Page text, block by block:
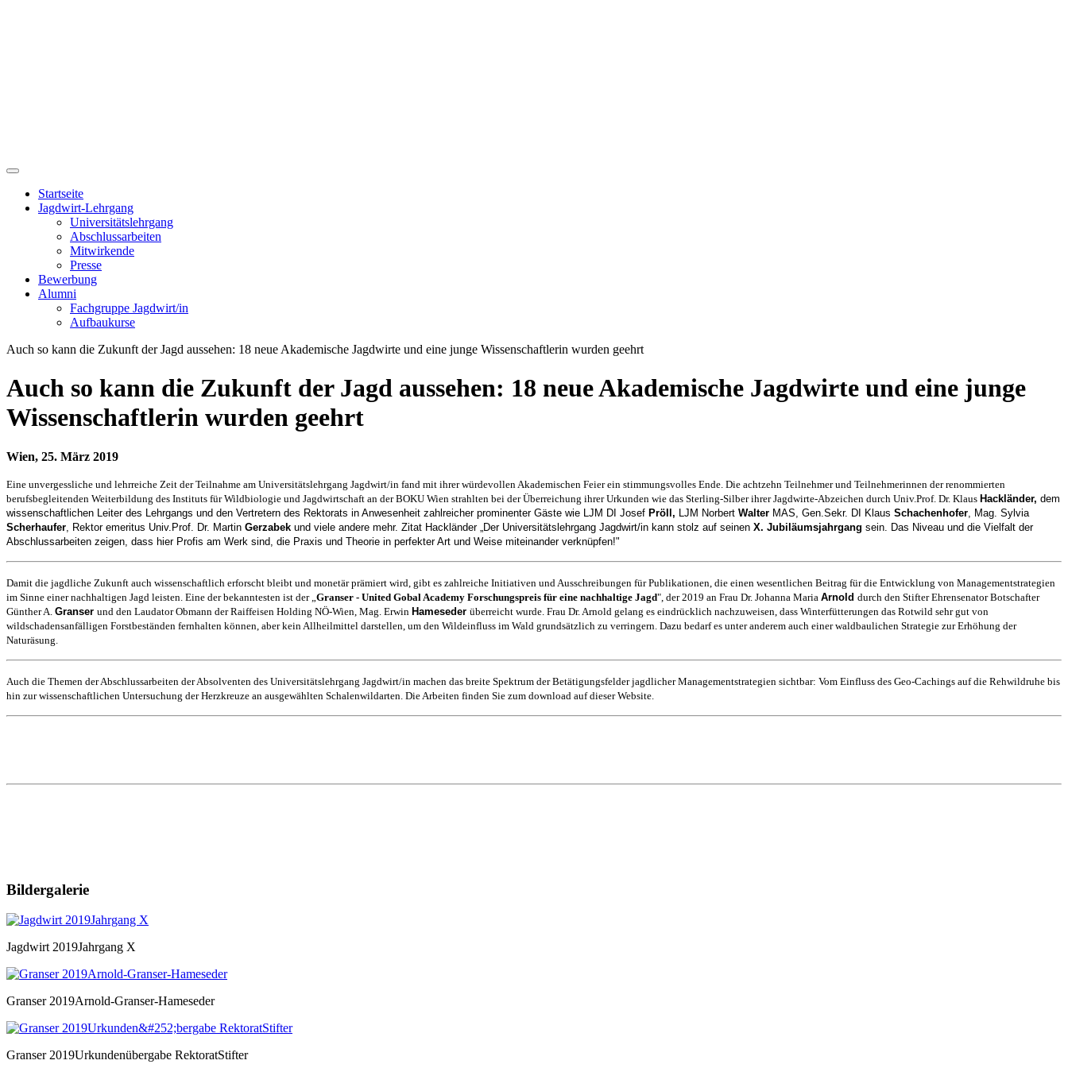
Startseite
Jagdwirt-Lehrgang
Universitätslehrgang
Abschlussarbeiten
Mitwirkende
Presse
Bewerbung
Alumni
Fachgruppe Jagdwirt/in
Aufbaukurse
Auch so kann die Zukunft der Jagd aussehen: 18 neue Akademische Jagdwirte und eine junge Wissenschaftlerin wurden geehrt
Auch so kann die Zukunft der Jagd aussehen: 18 neue Akademische Jagdwirte und eine junge
Wissenschaftlerin wurden geehrt
Wien, 25. März 2019
Eine unvergessliche und lehrreiche Zeit der Teilnahme am Universitätslehrgang Jagdwirt/in fand mit ihrer würdevollen Akademischen Feier ein stimmungsvolles Ende. Die achtzehn Teilnehmer und Teilnehmerinnen der renommierten
berufsbegleitenden Weiterbildung des Instituts für Wildbiologie und Jagdwirtschaft an der BOKU Wien strahlten bei der Überreichung ihrer Urkunden wie das Sterling-Silber ihrer Jagdwirte-Abzeichen durch Univ.Prof. Dr. Klaus Hackländer, dem
wissenschaftlichen Leiter des Lehrgangs und den Vertretern des Rektorats in Anwesenheit zahlreicher prominenter Gäste wie LJM DI Josef Pröll , LJM Norbert Walter MAS, Gen.Sekr. DI Klaus Schachenhofer , Mag. Sylvia
Scherhaufer , Rektor emeritus Univ.Prof. Dr. Martin Gerzabek und viele andere mehr. Zitat Hackländer „Der Universitätslehrgang Jagdwirt/in kann stolz auf seinen X. Jubiläumsjahrgang sein. Das Niveau und die Vielfalt der
Abschlussarbeiten zeigen, dass hier Profis am Werk sind, die Praxis und Theorie in perfekter Art und Weise miteinander verknüpfen!"
Damit die jagdliche Zukunft auch wissenschaftlich erforscht bleibt und monetär prämiert wird, gibt es zahlreiche Initiativen und Ausschreibungen für Publikationen, die einen wesentlichen Beitrag für die Entwicklung von Managementstrategien
im Sinne einer nachhaltigen Jagd leisten. Eine der bekanntesten ist der „ Granser - United Gobal Academy Forschungspreis für eine nachhaltige Jagd", der 2019 an Frau Dr. Johanna Maria Arnold durch den Stifter Ehrensenator Botschafter
Günther A. Granser und den Laudator Obmann der Raiffeisen Holding NÖ-Wien, Mag. Erwin Hameseder überreicht wurde. Frau Dr. Arnold gelang es eindrücklich nachzuweisen, dass Winterfütterungen das Rotwild sehr gut von
wildschadensanfälligen Forstbeständen fernhalten können, aber kein Allheilmittel darstellen, um den Wildeinfluss im Wald grundsätzlich zu verringern. Dazu bedarf es unter anderem auch einer waldbaulichen Strategie zur Erhöhung der
Naturäsung.
Auch die Themen der Abschlussarbeiten der Absolventen des Universitätslehrgang Jagdwirt/in machen das breite Spektrum der Betätigungsfelder jagdlicher Managementstrategien sichtbar: Vom Einfluss des Geo-Cachings auf die Rehwildruhe bis
hin zur wissenschaftlichen Untersuchung derHerzkreuze an ausgewählten Schalenwildarten. Die Arbeiten finden Sie zum download auf dieser Website.
Bildergalerie
Jagdwirt 2019Jahrgang X
Granser 2019Arnold-Granser-Hameseder
Granser 2019Urkundenübergabe RektoratStifter